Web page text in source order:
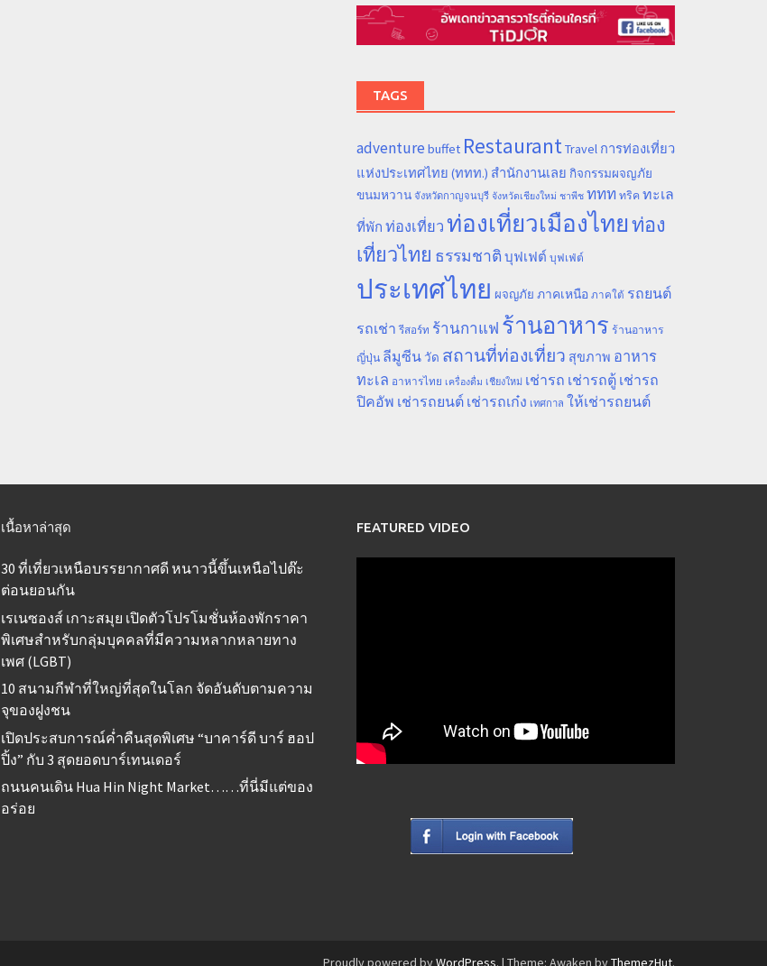
TAGS
adventure buffet RestaurantTravel การท่องเที่ยว
แห่งประเทศไทย (ททท.) สำนักงานเลย กิจกรรมผจญภัย
ขนมหวาน จังหวัดกาญจนบุรี จังหวัดเชียงใหม่ ชาพีช ททท ทริค ทะเล
ที่พัก ท่องเที่ยวท่องเที่ยวเมืองไทยท่อง
เที่ยวไทย ธรรมชาติ บุฟเฟต์ บุฟเฟ่ต์
ประเทศไทย ผจญภัย ภาคเหนือ ภาคใต้ รถยนต์
รถเช่า รีสอร์ท ร้านกาแฟ ร้านอาหาร ร้านอาหาร
ญี่ปุ่น ลีมูซีน วัด สถานที่ท่องเที่ยว สุขภาพ อาหาร
ทะเล อาหารไทย เครื่องดื่ม เชียงใหม่ เช่ารถ เช่ารถตู้ เช่ารถ
ปิคอัพ เช่ารถยนต์ เช่ารถเก๋ง เทศกาล ให้เช่ารถยนต์
เนื้อหาล่าสุด
30 ที่เที่ยวเหนือบรรยากาศดี หนาวนี้ขึ้นเหนือไปต๊ะ
ต่อนยอนกัน
เรเนซองส์ เกาะสมุย เปิดตัวโปรโมชั่นห้องพักราคา
พิเศษสำหรับกลุ่มบุคคลที่มีความหลากหลายทาง
เพศ (LGBT)
10 สนามกีฬาที่ใหญ่ที่สุดในโลก จัดอันดับตามความ
จุของฝูงชน
เปิดประสบการณ์ค่ำคืนสุดพิเศษ “บาคาร์ดี บาร์ ฮอป
ปิ้ง” กับ 3 สุดยอดบาร์เทนเดอร์
ถนนคนเดิน Hua Hin Night Market……ที่นี่มีแต่ของ
อร่อย
FEATURED VIDEO
Proudly powered byWordPress. | Theme: Awaken byThemezHut.